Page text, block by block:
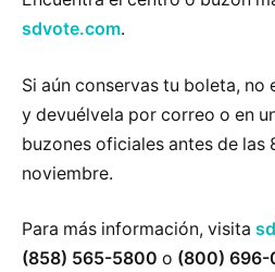
sdvote.com.
Si aún conservas tu boleta, no
y devuélvela por correo o en
buzones oficiales antes de las
noviembre.
Para más información, visita
(858) 565-5800 o (800) 696-